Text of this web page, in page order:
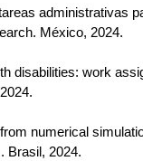
administrativas
México, 2024.
disabilities: work
numerical
Brasil, 2024.